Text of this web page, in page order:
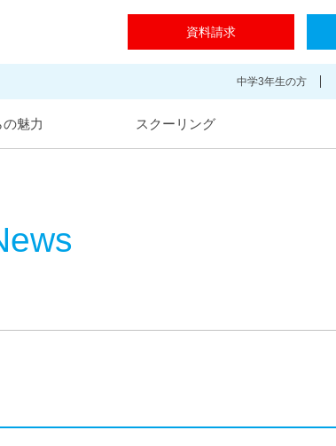
久島おおぞら高等学校
資料請求
中学3年生の方
魅力 スクーリング